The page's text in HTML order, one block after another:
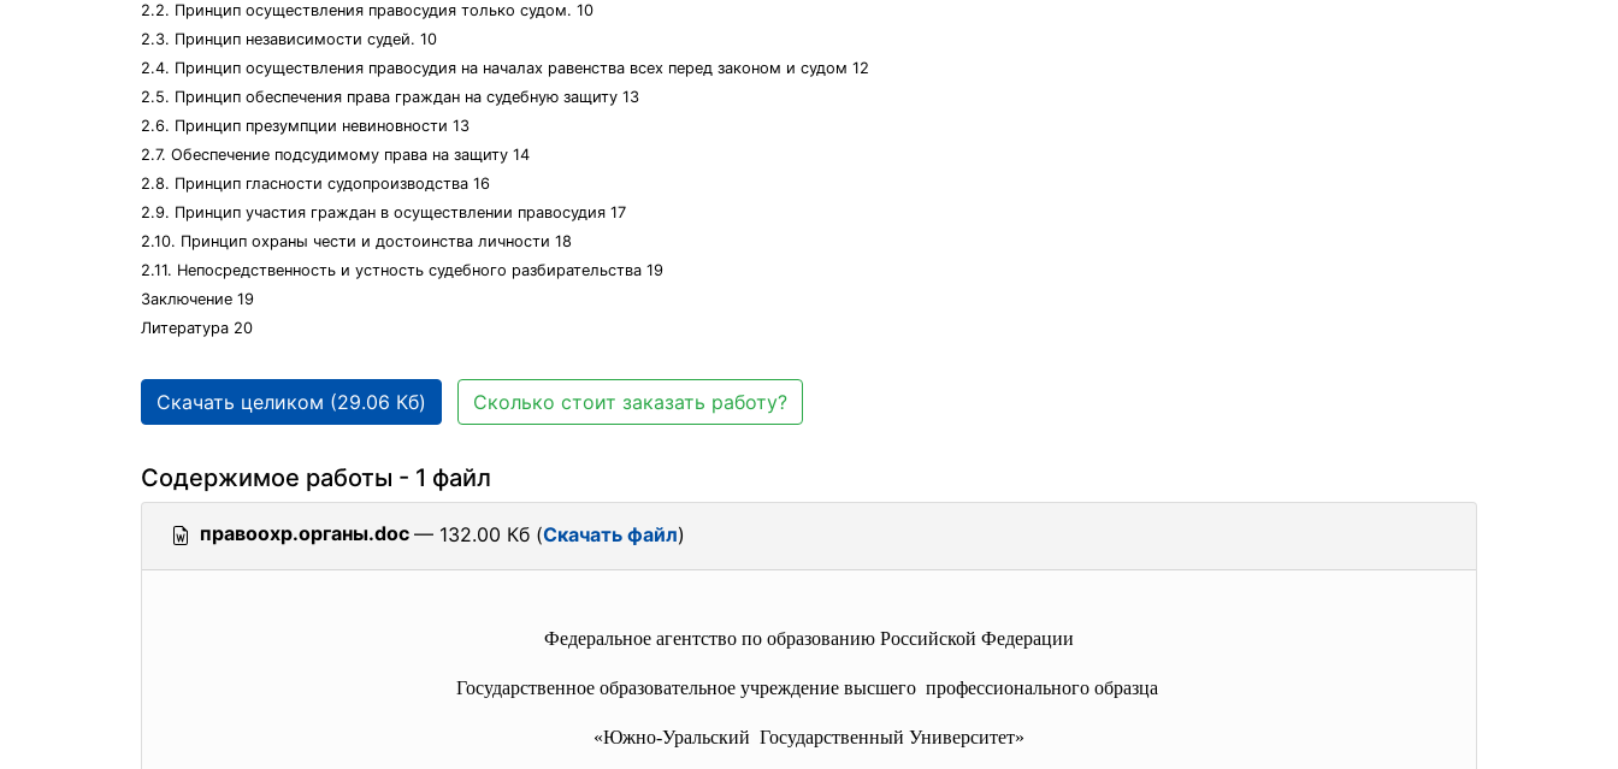
2.2. Принцип осуществления правосудия только судом. 10
2.3. Принцип независимости судей. 10
2.4. Принцип осуществления правосудия на началах равенства всех перед законом и судом 12
2.5. Принцип обеспечения права граждан на судебную защиту 13
2.6. Принцип презумпции невиновности 13
2.7. Обеспечение подсудимому права на защиту 14
2.8. Принцип гласности судопроизводства 16
2.9. Принцип участия граждан в осуществлении правосудия 17
2.10. Принцип охраны чести и достоинства личности 18
2.11. Непосредственность и устность судебного разбирательства 19
Заключение 19
Литература 20
Скачать целиком (29.06 Кб) Сколько стоит заказать работу?
Содержимое работы - 1 файл
правоохр.органы.doc — 132.00 Кб (Скачать файл)
Федеральное агентство по образованию Российской Федерации
Государственное образовательное учреждение высшего профессионального образца
«Южно-Уральский Государственный Университет»